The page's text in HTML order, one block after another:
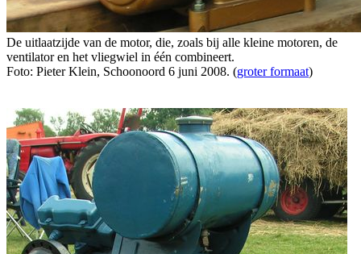
De uitlaatzijde van de motor, die, zoals bij alle kleine motoren, de
ventilator en het vliegwiel in één combineert.
Foto: Pieter Klein, Schoonoord 6 juni 2008. (groter formaat)